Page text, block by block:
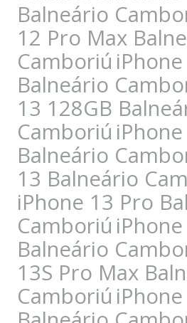
Balneário
12 Pro Max
Camboriú
Balneário
13 128GB
Camboriú
Balneário
13 Balneário
iPhone 13 Pro
Camboriú
Balneário
13S Pro Max
Camboriú